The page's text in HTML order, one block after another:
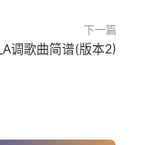
下一篇
调歌曲简谱(版本2)